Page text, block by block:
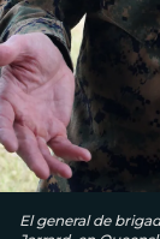
El general de